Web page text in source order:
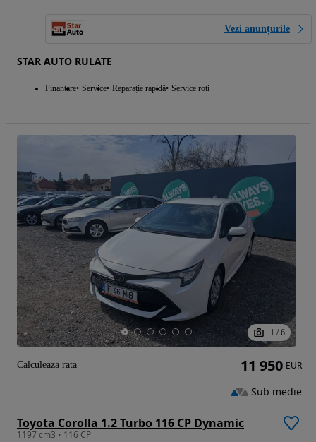
Vezi anunțurile
STAR AUTO RULATE
Finantare Service Reparație rapidă Service roti
1 / 6
Toyota Corolla 1.2 Turbo 116 CP Dynamic
1197 cm3 • 116 CP
11 950 EUR
Sub medie
Calculeaza rata